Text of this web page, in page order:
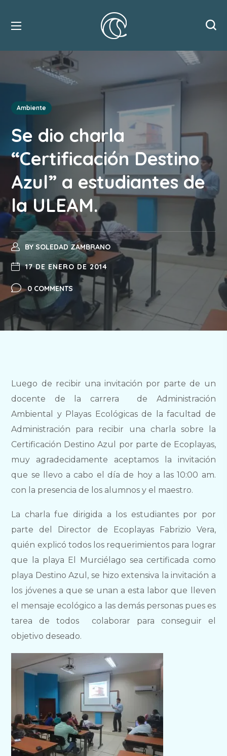
Ambiente
Se dio charla
“Certificación Destino
Azul” a estudiantes de
la ULEAM.
BY SOLEDAD ZAMBRANO
17 DE ENERO DE 2014
0 COMMENTS
Luego de recibir una invitación por parte de un
docente de la carrera de Administración
Ambiental y Playas Ecológicas de la facultad de
Administración para recibir una charla sobre la
Certificación Destino Azul por parte de Ecoplayas,
muy agradecidamente aceptamos la invitación
que se llevo a cabo el día de hoy a las 10:00 am.
con la presencia de los alumnos y el maestro.
La charla fue dirigida a los estudiantes por por
parte del Director de Ecoplayas Fabrizio Vera,
quién explicó todos los requerimientos para lograr
que la playa El Murciélago sea certificada como
playa Destino Azul, se hizo extensiva la invitación a
los jóvenes a que se unan a esta labor que lleven
el mensaje ecológico a las demás personas pues es
tarea de todos colaborar para conseguir el
objetivo deseado.